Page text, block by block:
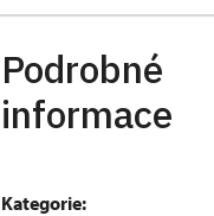
Podrobné
informace
Kategorie: